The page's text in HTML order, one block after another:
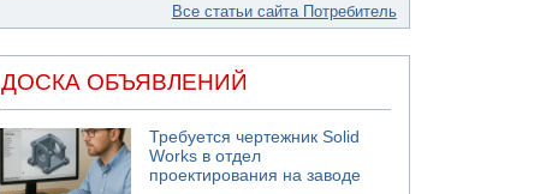
Все статьи сайта Потребитель
ДОСКА ОБЪЯВЛЕНИЙ
Требуется чертежник Solid
Works в отдел
проектирования на заводе